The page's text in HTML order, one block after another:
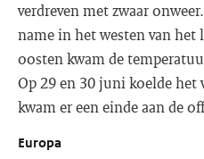
verdreven met zwaar
name in het westen van
oosten kwam de
Op 29 en 30 juni koelde het
kwam er een einde aan de
Europa